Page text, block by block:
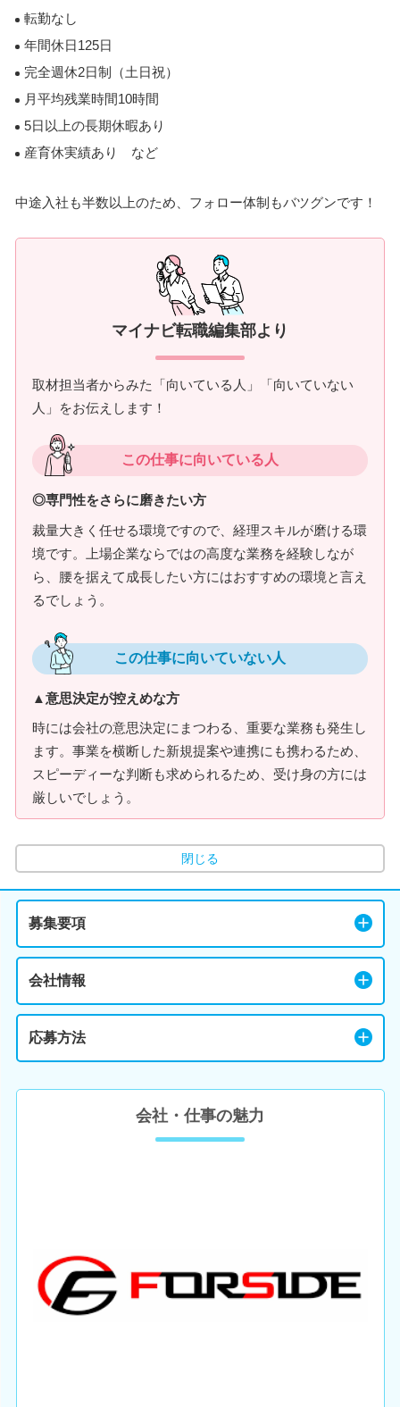
転勤なし
年間休日125日
完全週休2日制（土日祝）
月平均残業時間10時間
5日以上の長期休暇あり
産育休実績あり など
中途入社も半数以上のため、フォロー体制もバツグンです！
マイナビ転職編集部より
取材担当者からみた「向いている人」「向いていない
人」をお伝えします！
この仕事に向いている人
◎専門性をさらに磨きたい方
裁量大きく任せる環境ですので、経理スキルが磨ける環
境です。上場企業ならではの高度な業務を経験しなが
ら、腰を据えて成長したい方にはおすすめの環境と言え
るでしょう。
この仕事に向いていない人
▲意思決定が控えめな方
時には会社の意思決定にまつわる、重要な業務も発生し
ます。事業を横断した新規提案や連携にも携わるため、
スピーディーな判断も求められるため、受け身の方には
厳しいでしょう。
閉じる
募集要項
会社情報
応募方法
会社・仕事の魅力